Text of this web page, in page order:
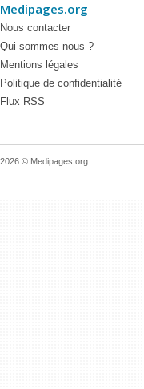
Medipages.org
Nous contacter
Qui sommes nous ?
Mentions légales
Politique de confidentialité
Flux RSS
2026 © Medipages.org